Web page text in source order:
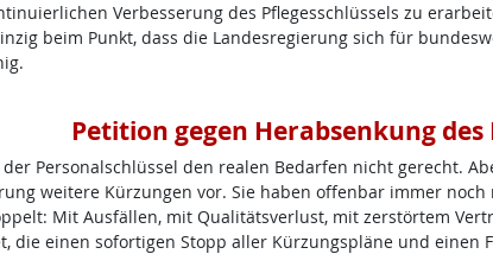
Verbesserung des Pflegesschlüssels zu
beim Punkt, dass die Landesregierung sich für
Petition gegen Herabsenkung des
Personalschlüssel den realen Bedarfen nicht gerecht.
weitere Kürzungen vor. Sie haben offenbar immer
Mit Ausfällen, mit Qualitätsverlust, mit zerstörtem
die einen sofortigen Stopp aller Kürzungspläne und einen